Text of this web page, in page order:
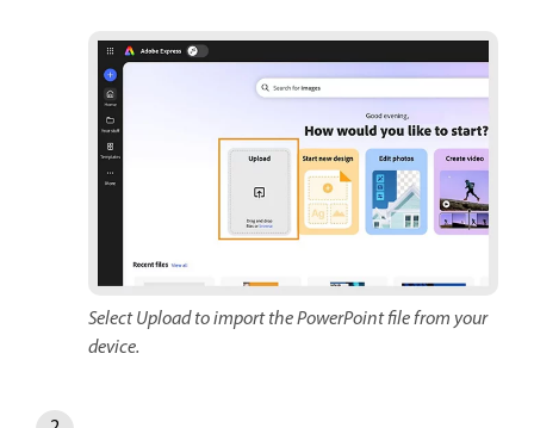
Select Upload to import the PowerPoint file from your
device.